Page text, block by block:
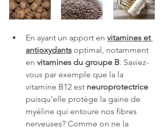
En ayant un apport en vitamines et
antioxydants optimal, notamment
en vitamines du groupe B. Saviez-
vous par exemple que la la
vitamine B12 est neuroprotectrice
puisqu'elle protège la gaine de
myéline qui entoure nos fibres
nerveuses? Comme on ne la